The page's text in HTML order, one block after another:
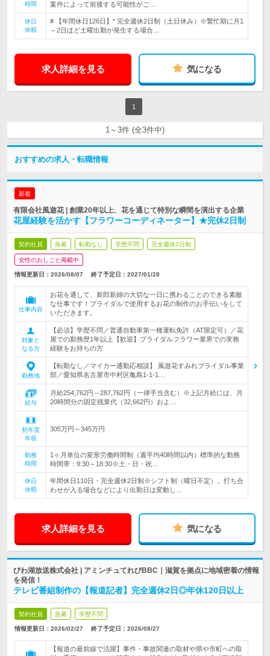
時間
案件によって前後する可能性がご…
休日
休暇
# 【年間休日126日】* 完全週休2日制（土日休み）※繋忙期に月1
～2日ほど土曜出勤が発生する場合…
求人詳細を見る 気になる
1
1～3件 (全3件中)
おすすめの求人・転職情報
新着
有限会社風遊花 | 創業20年以上、花を通じて特別な瞬間を演出する企業
花屋経験を活かす【フラワーコーディネーター】★完休2日制
契約社員 急募 転勤なし 学歴不問 完全週休2日制
女性のおしごと掲載中
情報更新日：2026/08/07 終了予定日： 2027/01/28
仕事内容
お花を通して、新郎新婦の大切な一日に携わることのできる素敵
な仕事です！ブライダルで使用するお花の制作のお手伝いをして
いただきます。
対象と
なる方
【必須】学歴不問／普通自動車第一種運転免許（AT限定可）／花
屋での勤務歴1年以上【歓迎】ブライダルフラワー業界での実務
経験をお持ちの方
勤務地
【転勤なし／マイカー通勤応相談】 風遊花すみれブライダル事業
部／愛知県名古屋市中村区亀島1-1-1…
給与
月給254,762円～287,762円（一律手当含む）※上記月給には、月
20時間分の固定残業代（32,662円）およ…
初年度
年収
305万円～345万円
勤務
時間
1ヶ月単位の変形労働時間制（週平均40時間以内）標準的な勤務
時間帯：9:30～18:30※土・日・祝…
休日
休暇
年間休日110日・完全週休2日制※シフト制（曜日不定）。打ち合
わせが入る場合などにより出勤日は変動し…
求人詳細を見る 気になる
びわ湖放送株式会社 | アミンチュてれびBBC｜滋賀を拠点に地域密着の情報
を発信！
テレビ番組制作の【報道記者】完全週休2日◎年休120日以上
契約社員 急募 学歴不問
情報更新日：2026/02/27 終了予定日： 2026/08/27
【報道の最前線で活躍】事件・事故関連の取材や県や市町への取